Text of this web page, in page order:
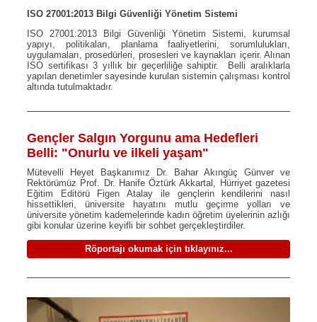
ISO 27001:2013 Bilgi Güvenliği Yönetim Sistemi
ISO 27001:2013 Bilgi Güvenliği Yönetim Sistemi, kurumsal
yapıyı, politikaları, planlama faaliyetlerini, sorumlulukları,
uygulamaları, prosedürleri, prosesleri ve kaynakları içerir. Alınan
ISO sertifikası 3 yıllık bir geçerliliğe sahiptir. Belli aralıklarla
yapılan denetimler sayesinde kurulan sistemin çalışması kontrol
altında tutulmaktadır.
Gençler Salgın Yorgunu ama Hedefleri
Belli: "Onurlu ve ilkeli yaşam"
Mütevelli Heyet Başkanımız Dr. Bahar Akıngüç Günver ve
Rektörümüz Prof. Dr. Hanife Öztürk Akkartal, Hürriyet gazetesi
Eğitim Editörü Figen Atalay ile gençlerin kendilerini nasıl
hissettikleri, üniversite hayatını mutlu geçirme yolları ve
üniversite yönetim kademelerinde kadın öğretim üyelerinin azlığı
gibi konular üzerine keyifli bir sohbet gerçekleştirdiler.
Röportajı okumak için tıklayınız...